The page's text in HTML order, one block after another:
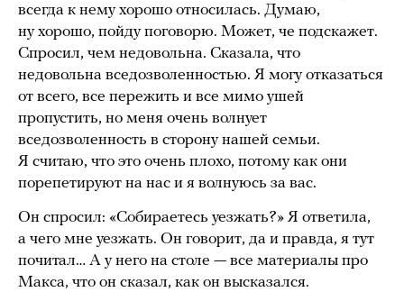
всегда к нему хорошо относилась. Думаю,
ну хорошо, пойду поговорю. Может, че подскажет.
Спросил, чем недовольна. Сказала, что
недовольна вседозволенностью. Я могу отказаться
от всего, все пережить и все мимо ушей
пропустить, но меня очень волнует
вседозволенность в сторону нашей семьи.
Я считаю, что это очень плохо, потому как они
порепетируют на нас и я волнуюсь за вас.
Он спросил: «Собираетесь уезжать?» Я ответила,
а чего мне уезжать. Он говорит, да и правда, я тут
почитал… А у него на столе — все материалы про
Макса, что он сказал, как он высказался.